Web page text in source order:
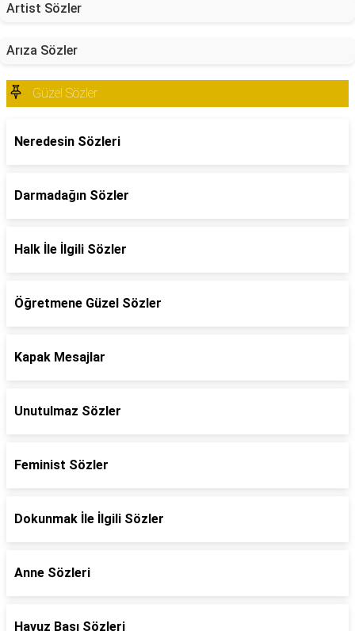
Artist Sözler
Arıza Sözler
Güzel Sözler
Neredesin Sözleri
Darmadağın Sözler
Halk İle İlgili Sözler
Öğretmene Güzel Sözler
Kapak Mesajlar
Unutulmaz Sözler
Feminist Sözler
Dokunmak İle İlgili Sözler
Anne Sözleri
Havuz Başı Sözleri